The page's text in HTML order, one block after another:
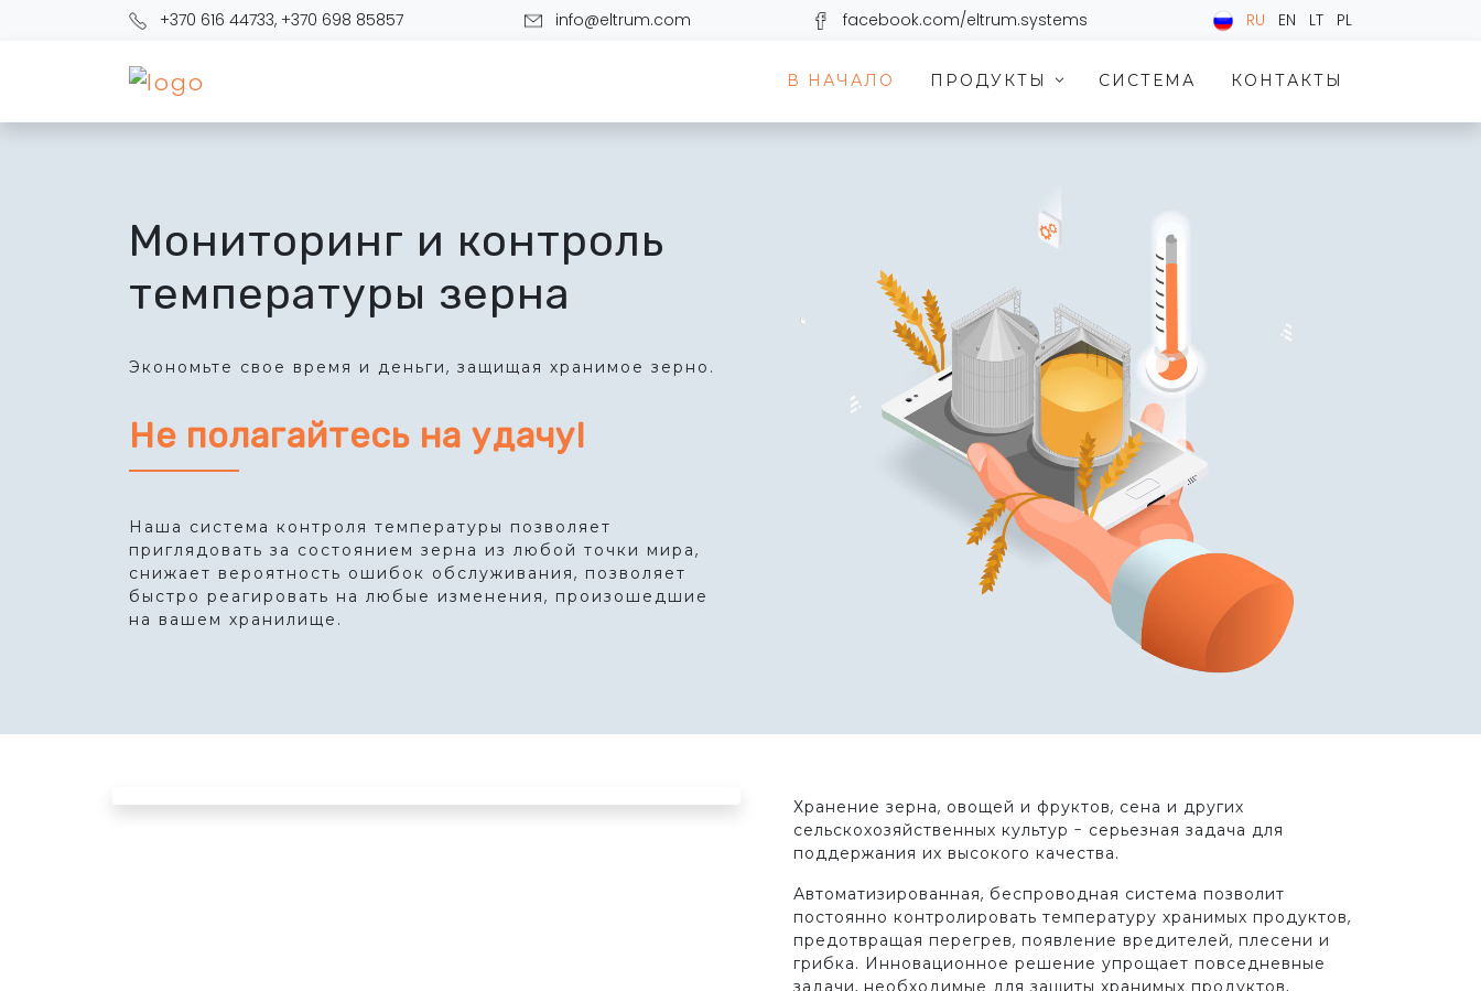
+370 616 44733, +370 698 85857 info@eltrum.com facebook.com/eltrum.systems RU EN LT PL
В НАЧАЛО ПРОДУКТЫ > СИСТЕМА КОНТАКТЫ
Мониторинг и контроль
температуры зерна
Экономьте свое время и деньги, защищая хранимое зерно.
Не полагайтесь на удачу!
Наша система контроля температуры позволяет
приглядовать за состоянием зерна из любой точки мира,
снижает вероятность ошибок обслуживания, позволяет
быстро реагировать на любые изменения, произошедшие
на вашем хранилище.
Хранение зерна, овощей и фруктов, сена и других
сельскохозяйственных культур - серьезная задача для
поддержания их высокого качества.
Автоматизированная, беспроводная система позволит
постоянно контролировать температуру хранимых продуктов,
предотвращая перегрев, появление вредителей, плесени и
грибка. Инновационное решение упрощает повседневные
задачи, необходимые для защиты хранимых продуктов,